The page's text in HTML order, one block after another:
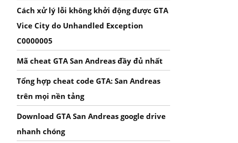
Cách xử lý lỗi không khởi động được GTA
Vice City do Unhandled Exception
C0000005
Mã cheat GTA San Andreas đầy đủ nhất
Tổng hợp cheat code GTA: San Andreas
trên mọi nền tảng
Download GTA San Andreas google drive
nhanh chóng